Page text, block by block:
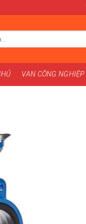
VAN CÔNG NGHIỆP